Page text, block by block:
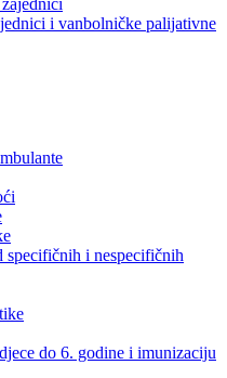
i vanbolničke palijativne
specifičnih i nespecifičnih
do 6. godine i imunizaciju